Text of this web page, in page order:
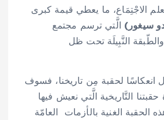
لعلم الاجْتِمَاع، ما يعطي قيمة كبرى
سيغور) الَّتي ترسم مجتمع
والطّبقة النَّبِيلَة تحت ظل
انعكاسًا لحقبة مِن تاريخنا، فسوف
التَّاريخية الَّتي نعيش فيها
الحقبة الغنية بالأزمات العامّة